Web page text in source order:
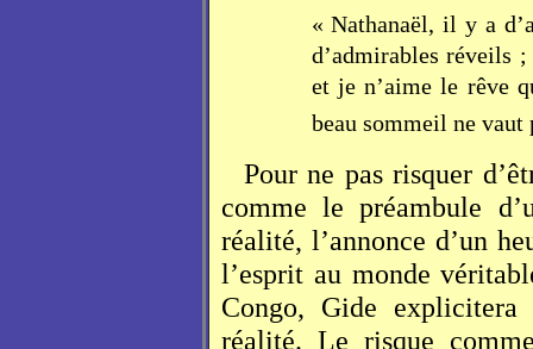
« Nathanaël, il y a
d’admirables réveils
et je n’aime le rêve
beau sommeil ne vaut
Pour ne pas risquer
comme le préambule
réalité, l’annonce d’un
l’esprit au monde
Congo, Gide
réalité. Le risque